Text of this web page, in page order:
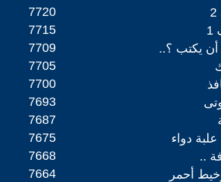
7720
7715
7709 أن يكتب ؟..
7705
7700
7693
7687
7675 دواء
7668 ..
7664 أحمر